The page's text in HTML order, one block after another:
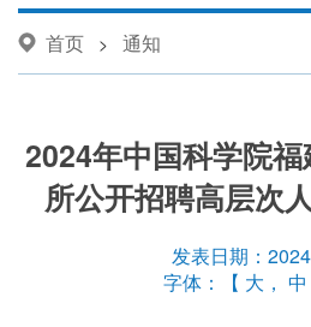
首页 > 通知
2024年中国科学院
所公开招聘高层次
发表日期：
字体：【 大 ， 中